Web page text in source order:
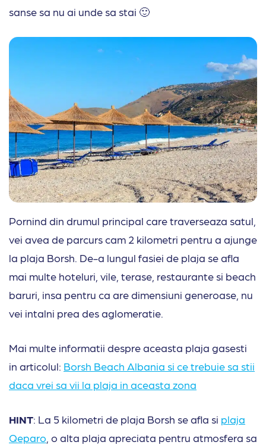
sanse sa nu ai unde sa stai 🙂
Pornind din drumul principal care traverseaza satul,
vei avea de parcurs cam 2 kilometri pentru a ajunge
la plaja Borsh. De-a lungul fasiei de plaja se afla
mai multe hoteluri, vile, terase, restaurante si beach
baruri, insa pentru ca are dimensiuni generoase, nu
vei intalni prea des aglomeratie.
Mai multe informatii despre aceasta plaja gasesti
in articolul: Borsh Beach Albania si ce trebuie sa stii
daca vrei sa vii la plaja in aceasta zona
HINT: La 5 kilometri de plaja Borsh se afla si plaja
Qeparo , o alta plaja apreciata pentru atmosfera sa